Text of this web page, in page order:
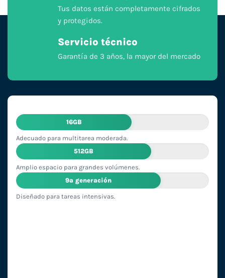
Tus datos están completamente cifrados
y protegidos.
Servicio técnico
Garantía de 3 años, la mayor del mercado
16GB
Adecuado para multitarea moderada.
512GB
Amplio espacio para grandes volúmenes.
9ª generación
Diseñado para tareas intensivas.